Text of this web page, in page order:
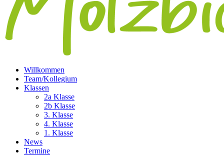
Willkommen
Team/Kollegium
Klassen
2a Klasse
2b Klasse
3. Klasse
4. Klasse
1. Klasse
News
Termine